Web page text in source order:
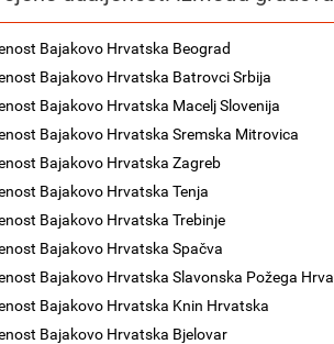
Bajakovo Hrvatska Beograd
Bajakovo Hrvatska Batrovci Srbija
Bajakovo Hrvatska Macelj Slovenija
Bajakovo Hrvatska Sremska Mitrovica
Bajakovo Hrvatska Zagreb
Bajakovo Hrvatska Tenja
Bajakovo Hrvatska Trebinje
Bajakovo Hrvatska Spačva
Bajakovo Hrvatska Slavonska Požega
Bajakovo Hrvatska Knin Hrvatska
Bajakovo Hrvatska Bjelovar